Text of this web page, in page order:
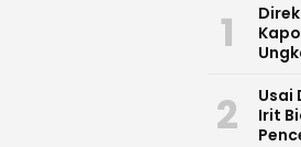
1
2
Usai
Irit